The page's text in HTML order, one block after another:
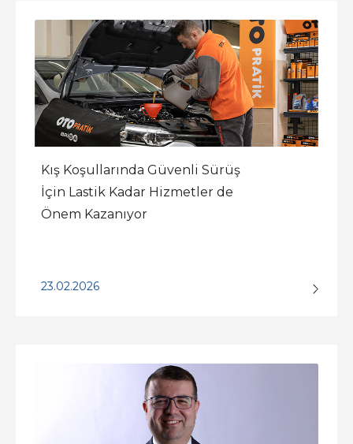
Kış Koşullarında Güvenli Sürüş
İçin Lastik Kadar Hizmetler de
Önem Kazanıyor
23.02.2026